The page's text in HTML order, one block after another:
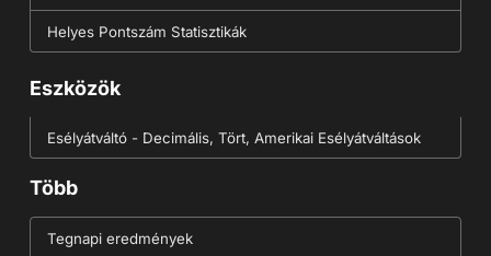
Helyes Pontszám Statisztikák
Eszközök
Esélyátváltó - Decimális, Tört, Amerikai Esélyátváltások
Több
Tegnapi eredmények